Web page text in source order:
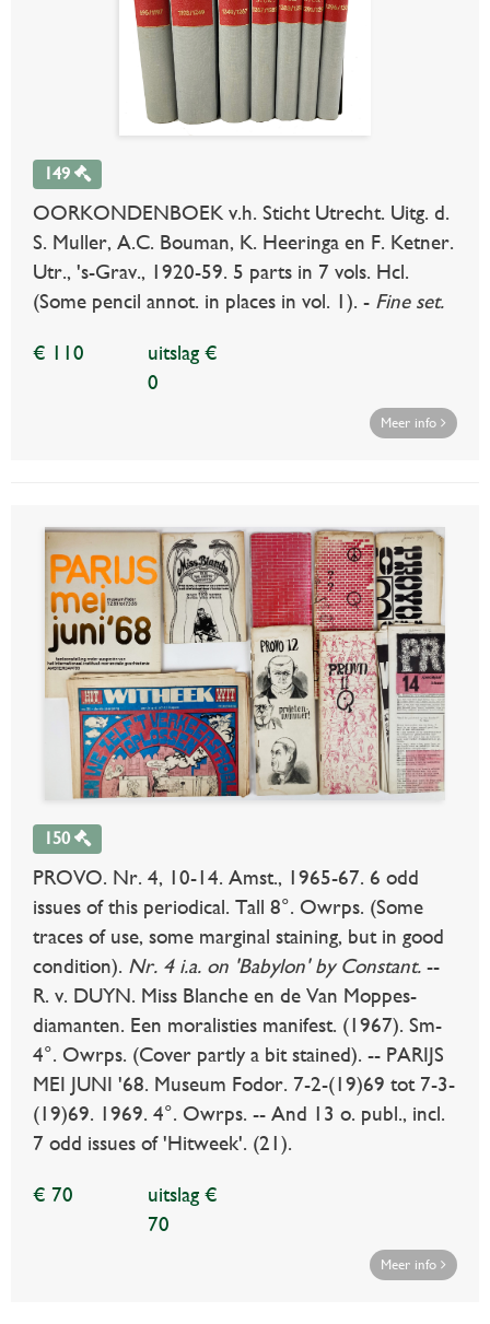
149
OORKONDENBOEK v.h. Sticht Utrecht. Uitg. d.
S. Muller, A.C. Bouman, K. Heeringa en F. Ketner.
Utr., 's-Grav., 1920-59. 5 parts in 7 vols. Hcl.
(Some pencil annot. in places in vol. 1). - Fine set.
€ 110
uitslag €
0
Meer info
150
PROVO. Nr. 4, 10-14. Amst., 1965-67. 6 odd
issues of this periodical. Tall 8°. Owrps. (Some
traces of use, some marginal staining, but in good
condition). Nr. 4 i.a. on 'Babylon' by Constant. --
R. v. DUYN. Miss Blanche en de Van Moppes-
diamanten. Een moralisties manifest. (1967). Sm-
4°. Owrps. (Cover partly a bit stained). -- PARIJS
MEI JUNI '68. Museum Fodor. 7-2-(19)69 tot 7-3-
(19)69. 1969. 4°. Owrps. -- And 13 o. publ., incl.
7 odd issues of 'Hitweek'. (21).
€ 70
uitslag €
70
Meer info